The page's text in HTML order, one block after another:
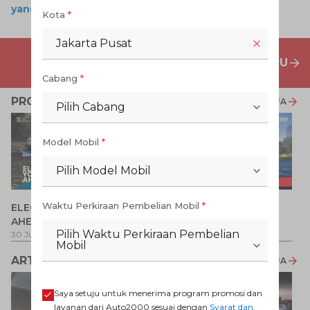
yang Kerap Tak Disadari
PENAWARAN MOBIL BARU
PROMO TERKAIT LIHAT SEMUA
ELECTRIFY YOUR PATH
AHEAD
30 Jul 2026- 31 Ags 2026
Promo Veloz HEV
1 Jul 2026-31 Ags 2026
ARTIKEL LAINNYA LIHAT SEMUA
Kota *
Jakarta Pusat
Cabang *
Pilih Cabang
Model Mobil *
Pilih Model Mobil
Waktu Perkiraan Pembelian Mobil *
Pilih Waktu Perkiraan Pembelian
Mobil
Saya setuju untuk menerima program promosi dan
layanan dari Auto2000 sesuai dengan Syarat dan